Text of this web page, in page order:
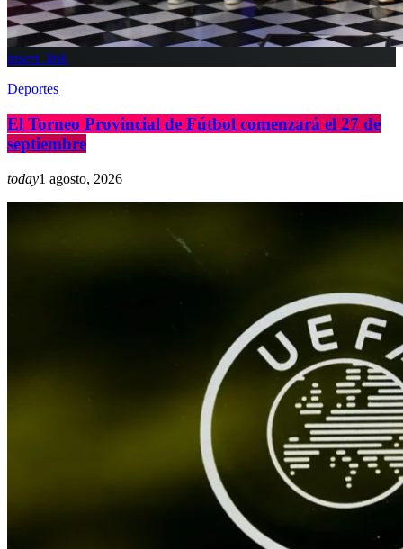
insert_link
Deportes
El Torneo Provincial de Fútbol comenzará el 27 de
septiembre
today1 agosto, 2026